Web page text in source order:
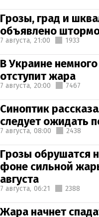
Грозы, град и
объявлено
7 августа, 21:00 1933
В Украине
отступит жара
7 августа, 20:00 7467
Синоптик
следует ожидать
7 августа, 08:00 2438
Грозы обрушатся
фоне сильной
августа
7 августа, 06:21 2388
Жара начнет